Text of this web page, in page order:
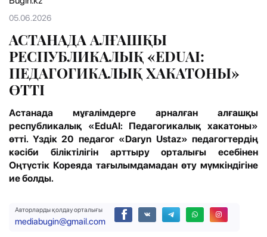
05.06.2026
АСТАНАДА АЛҒАШҚЫ
РЕСПУБЛИКАЛЫҚ «EDUAI:
ПЕДАГОГИКАЛЫҚ ХАКАТОНЫ»
ӨТТІ
Астанада мұғалімдерге арналған алғашқы
республикалық «EduAI: Педагогикалық хакатоны»
өтті. Үздік 20 педагог «Daryn Ustaz» педагогтердің
кәсіби біліктілігін арттыру орталығы есебінен
Оңтүстік Кореяда тағылымдамадан өту мүмкіндігіне
ие болды.
Авторларды қолдау орталығы
mediabugin@gmail.com